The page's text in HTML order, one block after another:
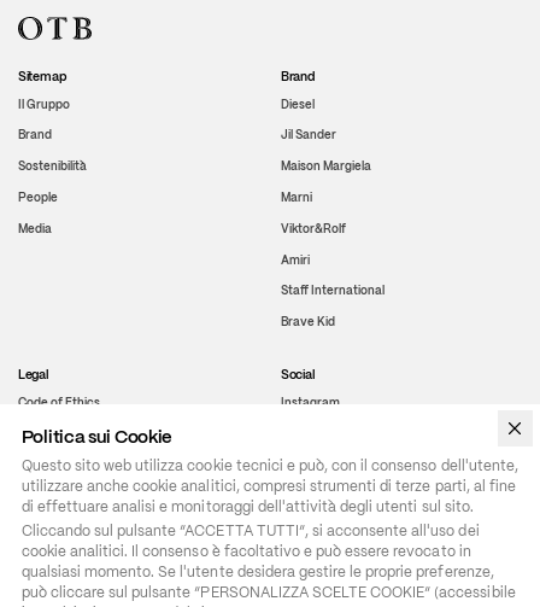
Sitemap
Il Gruppo
Brand
Sostenibilità
People
Media
Brand
Diesel
Jil Sander
Maison Margiela
Marni
Viktor&Rolf
Amiri
Staff International
Brave Kid
Legal
Code of Ethics
OTB Modello di organizzazione
Diversità, Equità e Inclusione
Policy HR per la parità di Genere
Code of conduct
Whistleblowing
Social
Instagram
Weibo
Youtube
Politica sui Cookie
Questo sito web utilizza cookie tecnici e può, con il consenso dell'utente,
utilizzare anche cookie analitici, compresi strumenti di terze parti, al fine
di effettuare analisi e monitoraggi dell'attività degli utenti sul sito.
Cliccando sul pulsante “ACCETTA TUTTI”, si acconsente all'uso dei
cookie analitici. Il consenso è facoltativo e può essere revocato in
qualsiasi momento. Se l'utente desidera gestire le proprie preferenze,
può cliccare sul pulsante “PERSONALIZZA SCELTE COOKIE” (accessibile